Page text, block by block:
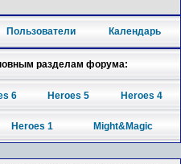
Пользователи Календарь
разделам форума:
6 Heroes 5 Heroes 4
Heroes 1 Might&Magic